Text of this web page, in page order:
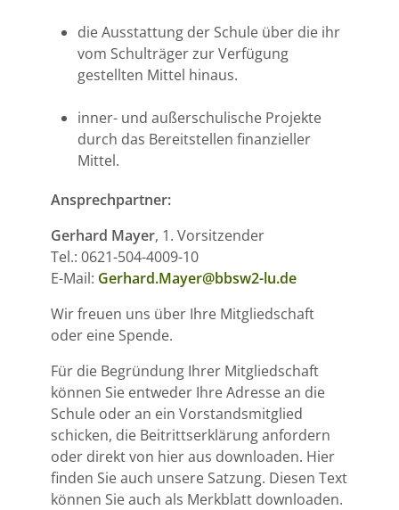
die Ausstattung der Schule über die ihr
vom Schulträger zur Verfügung
gestellten Mittel hinaus.
inner- und außerschulische Projekte
durch das Bereitstellen finanzieller
Mittel.
Ansprechpartner:
Gerhard Mayer, 1. Vorsitzender
Tel.: 0621-504-4009-10
E-Mail: Gerhard.Mayer@bbsw2-lu.de
Wir freuen uns über Ihre Mitgliedschaft
oder eine Spende.
Für die Begründung Ihrer Mitgliedschaft
können Sie entweder Ihre Adresse an die
Schule oder an ein Vorstandsmitglied
schicken, die Beitrittserklärung anfordern
oder direkt von hier aus downloaden. Hier
finden Sie auch unsere Satzung. Diesen Text
können Sie auch als Merkblatt downloaden.